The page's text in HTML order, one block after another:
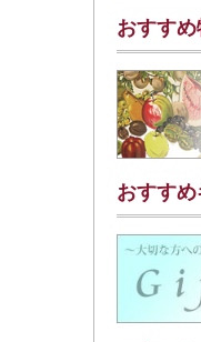
おすすめ
おすすめ